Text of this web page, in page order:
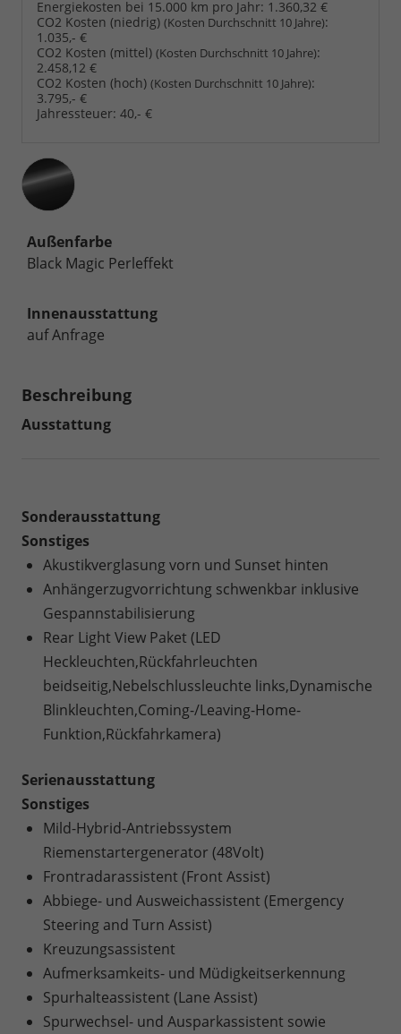
Energiekosten bei 15.000 km pro Jahr: 1.360,32 €
CO2 Kosten (niedrig) (Kosten Durchschnitt 10 Jahre):
1.035,- €
CO2 Kosten (mittel) (Kosten Durchschnitt 10 Jahre):
2.458,12 €
CO2 Kosten (hoch) (Kosten Durchschnitt 10 Jahre):
3.795,- €
Jahressteuer: 40,- €
Außenfarbe
Black Magic Perleffekt
Innenausstattung
auf Anfrage
Beschreibung
Ausstattung
Sonderausstattung
Sonstiges
Akustikverglasung vorn und Sunset hinten
Anhängerzugvorrichtung schwenkbar inklusive
Gespannstabilisierung
Rear Light View Paket (LED
Heckleuchten,Rückfahrleuchten
beidseitig,Nebelschlussleuchte links,Dynamische
Blinkleuchten,Coming-/Leaving-Home-
Funktion,Rückfahrkamera)
Serienausstattung
Sonstiges
Mild-Hybrid-Antriebssystem
Riemenstartergenerator (48Volt)
Frontradarassistent (Front Assist)
Abbiege- und Ausweichassistent (Emergency
Steering and Turn Assist)
Kreuzungsassistent
Aufmerksamkeits- und Müdigkeitserkennung
Spurhalteassistent (Lane Assist)
Spurwechsel- und Ausparkassistent sowie